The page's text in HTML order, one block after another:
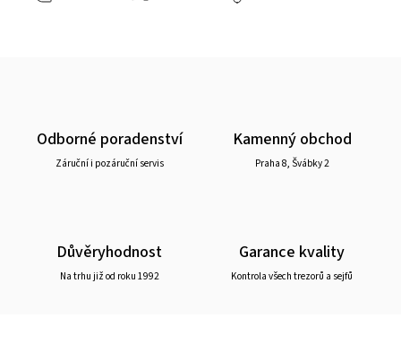
Odborné poradenství
Záruční i pozáruční servis
Kamenný obchod
Praha 8, Švábky 2
Důvěryhodnost
Na trhu již od roku 1992
Garance kvality
Kontrola všech trezorů a sejfů